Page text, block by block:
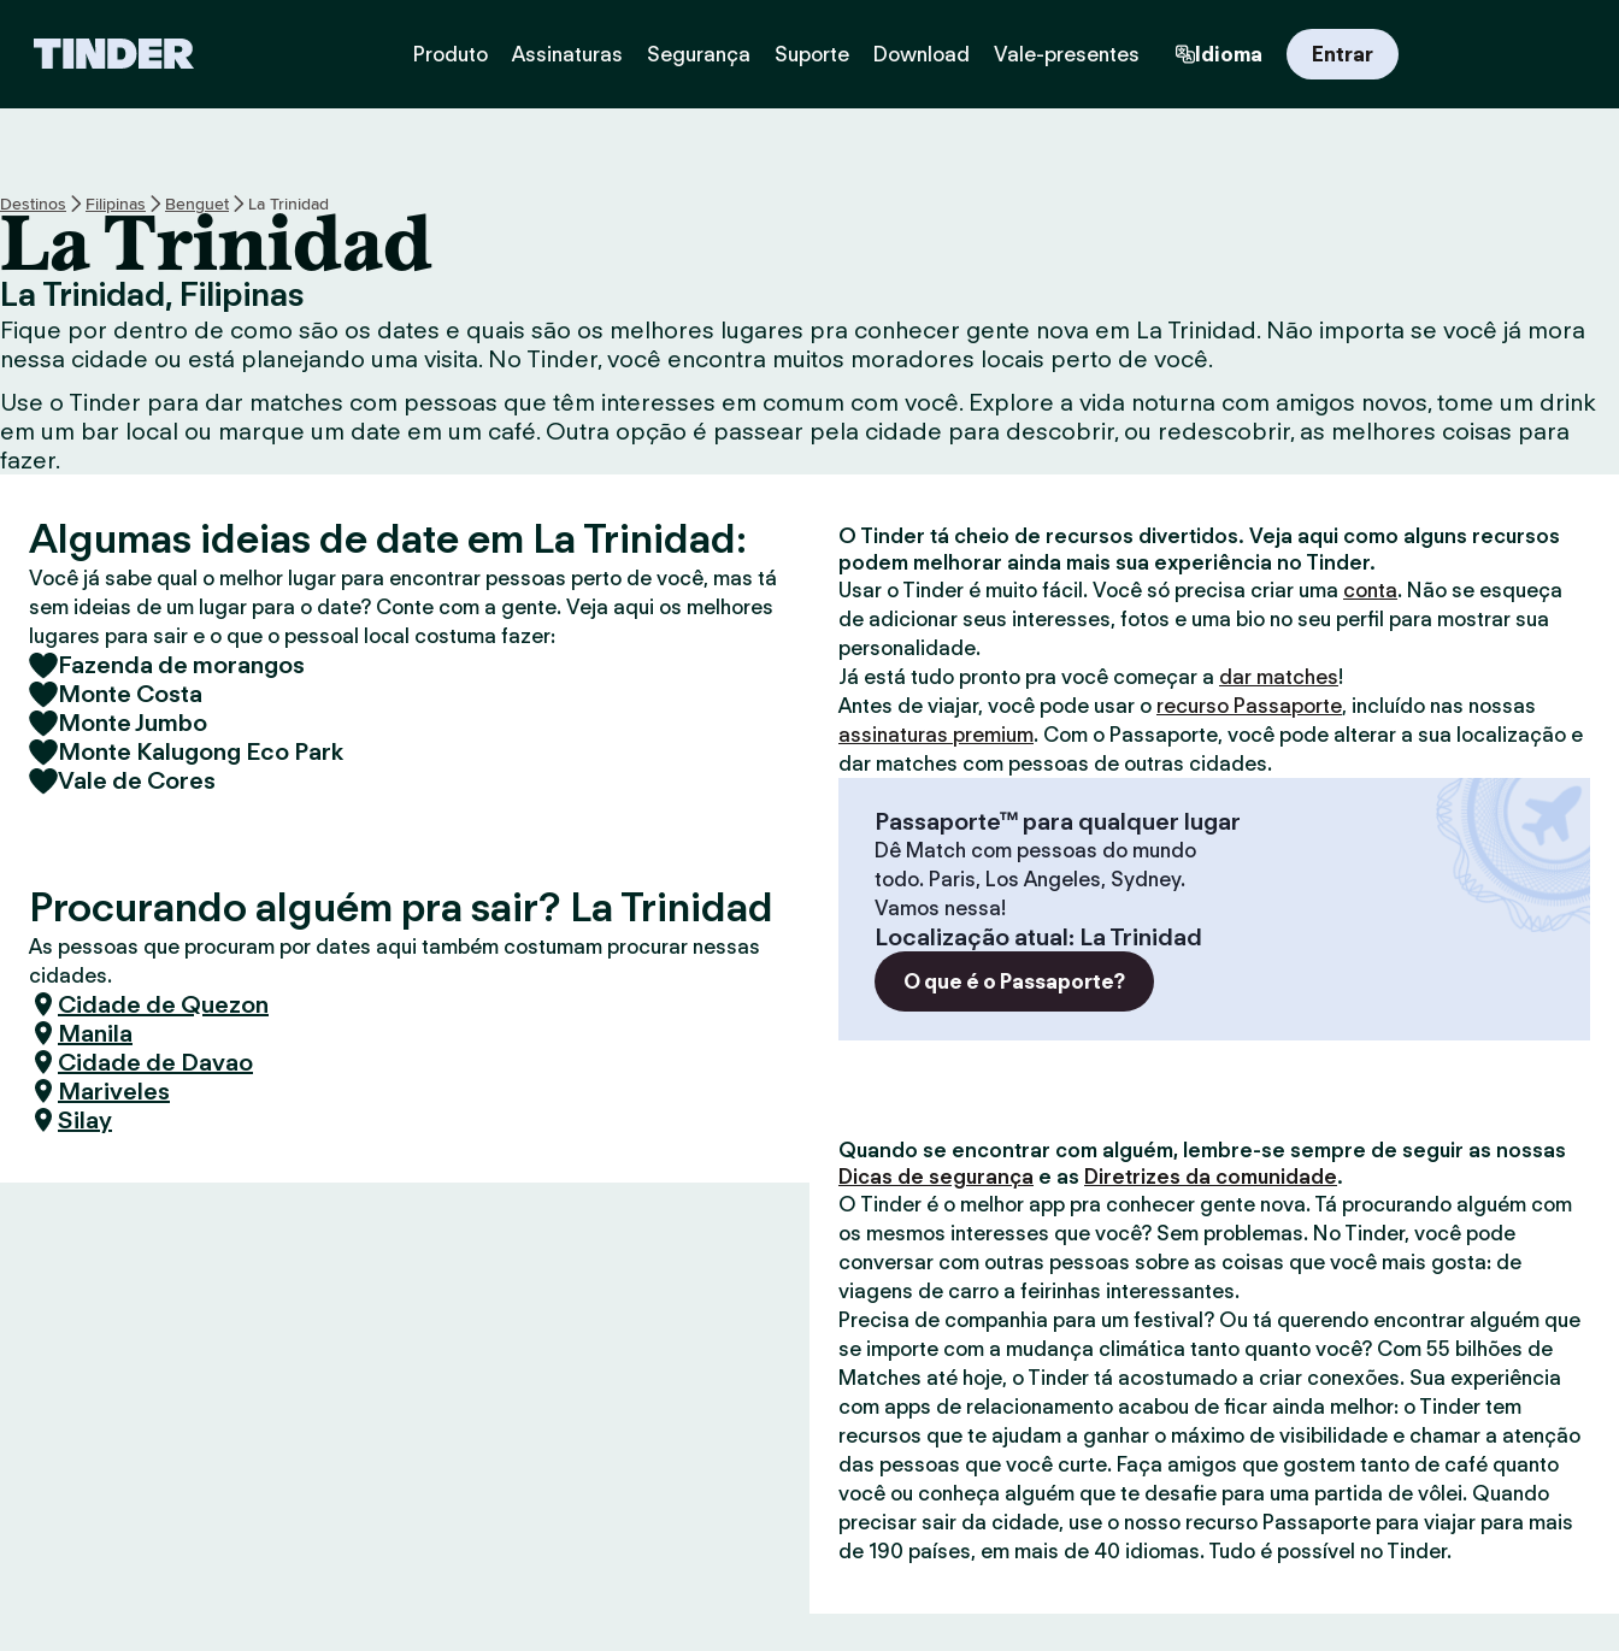
i
n
c
i
a
l
o
T
e
r
Produto Assinaturas Segurança Suporte Download Vale-presentes Idioma Entrar
Destinos Filipinas Benguet La Trinidad
La Trinidad
La Trinidad, Filipinas
Fique por dentro de como são os dates e quais são os melhores lugares pra conhecer gente nova em La Trinidad. Não importa se você já mora
nessa cidade ou está planejando uma visita. No Tinder, você encontra muitos moradores locais perto de você.
Use o Tinder para dar matches com pessoas que têm interesses em comum com você. Explore a vida noturna com amigos novos, tome um drink
em um bar local ou marque um date em um café. Outra opção é passear pela cidade para descobrir, ou redescobrir, as melhores coisas para
fazer.
Algumas ideias de date em La Trinidad:
Você já sabe qual o melhor lugar para encontrar pessoas perto de você, mas tá
sem ideias de um lugar para o date? Conte com a gente. Veja aqui os melhores
lugares para sair e o que o pessoal local costuma fazer:
Fazenda de morangos
Monte Costa
Monte Jumbo
Monte Kalugong Eco Park
Vale de Cores
Procurando alguém pra sair? La Trinidad
As pessoas que procuram por dates aqui também costumam procurar nessas
cidades.
Cidade de Quezon
Manila
Cidade de Davao
Mariveles
Silay
O Tinder tá cheio de recursos divertidos. Veja aqui como alguns recursos
podem melhorar ainda mais sua experiência no Tinder.
Usar o Tinder é muito fácil. Você só precisa criar uma conta. Não se esqueça
de adicionar seus interesses, fotos e uma bio no seu perfil para mostrar sua
personalidade.
Já está tudo pronto pra você começar a dar matches!
Antes de viajar, você pode usar o recurso Passaporte, incluído nas nossas
assinaturas premium. Com o Passaporte, você pode alterar a sua localização e
dar matches com pessoas de outras cidades.
Passaporte™ para qualquer lugar
Dê Match com pessoas do mundo
todo. Paris, Los Angeles, Sydney.
Vamos nessa!
Localização atual: La Trinidad
O que é o Passaporte?
Quando se encontrar com alguém, lembre-se sempre de seguir as nossas
Dicas de segurança e as Diretrizes da comunidade.
O Tinder é o melhor app pra conhecer gente nova. Tá procurando alguém com
os mesmos interesses que você? Sem problemas. No Tinder, você pode
conversar com outras pessoas sobre as coisas que você mais gosta: de
viagens de carro a feirinhas interessantes.
Precisa de companhia para um festival? Ou tá querendo encontrar alguém que
se importe com a mudança climática tanto quanto você? Com 55 bilhões de
Matches até hoje, o Tinder tá acostumado a criar conexões. Sua experiência
com apps de relacionamento acabou de ficar ainda melhor: o Tinder tem
recursos que te ajudam a ganhar o máximo de visibilidade e chamar a atenção
das pessoas que você curte. Faça amigos que gostem tanto de café quanto
você ou conheça alguém que te desafie para uma partida de vôlei. Quando
precisar sair da cidade, use o nosso recurso Passaporte para viajar para mais
de 190 países, em mais de 40 idiomas. Tudo é possível no Tinder.